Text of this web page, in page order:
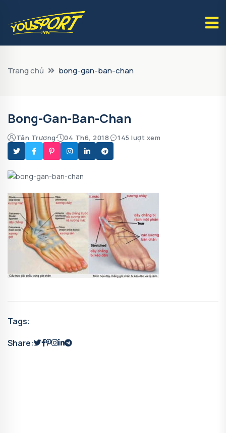
Trang chủ bong-gan-ban-chan
Bong-Gan-Ban-Chan
Tân Trương 04 Th6, 2018 145 lượt xem
Tags:
Share: